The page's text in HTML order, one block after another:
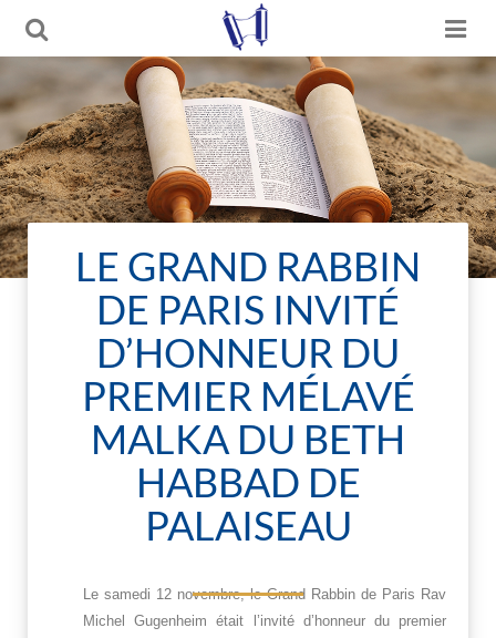
LE GRAND RABBIN
DE PARIS INVITÉ
D’HONNEUR DU
PREMIER MÉLAVÉ
MALKA DU BETH
HABBAD DE
PALAISEAU
Le samedi 12 novembre, le Grand Rabbin de Paris Rav
Michel Gugenheim était l’invité d’honneur du premier